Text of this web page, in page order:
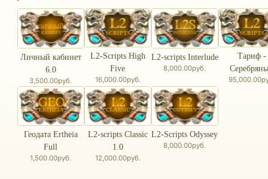
Личный кабинет
6.0
3,500.00руб.
L2-Scripts High
Five
16,000.00руб.
L2-scripts Interlude
8,000.00руб.
Тариф -
Геодата Ertheia
Full
1,500.00руб.
L2-scripts Classic
1.0
12,000.00руб.
L2-Scripts Odyssey
8,000.00руб.